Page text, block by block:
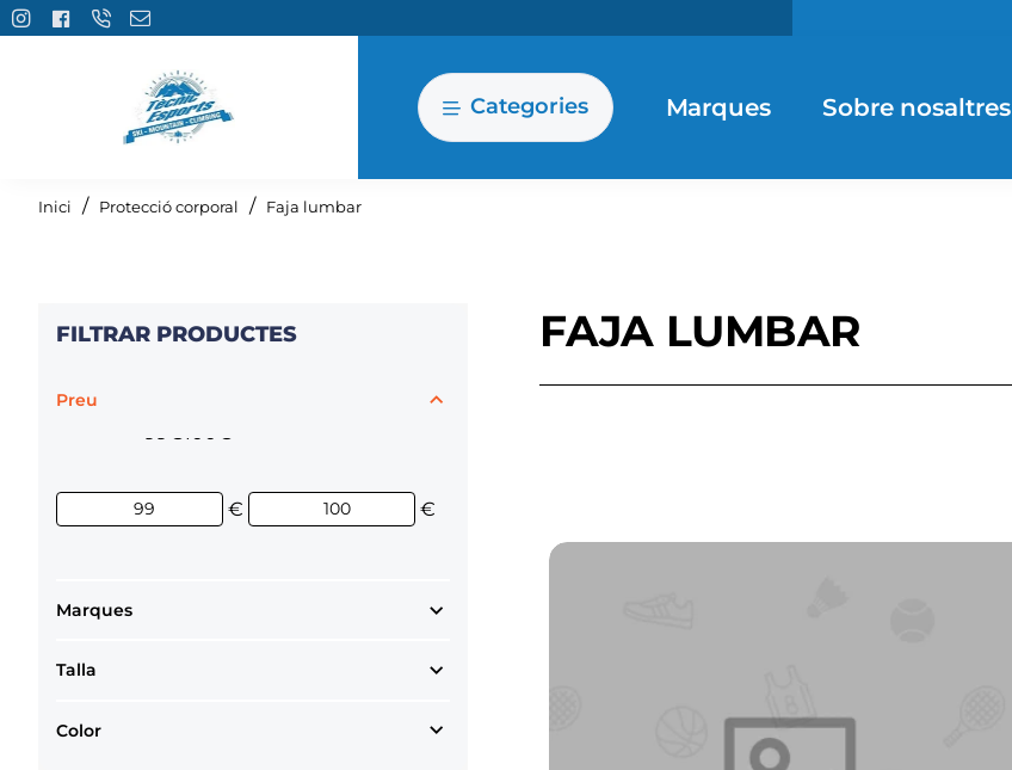
Categories Marques Sobre nosaltres
Inici homeProtecció corporal Faja lumbar
FILTRAR PRODUCTES
Preu
99€100€
€ €
Marques
Talla
Color
FAJA LUMBAR